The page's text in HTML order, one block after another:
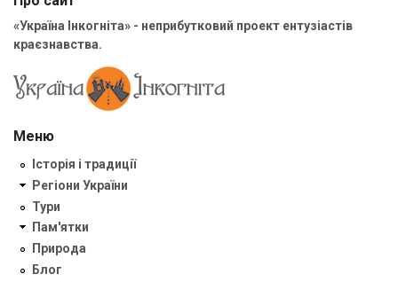
«Україна Інкогніта» - неприбутковий проект ентузіастів
краєзнавства.
Меню
Історія і традиції
Регіони України
Тури
Пам'ятки
Природа
Блог